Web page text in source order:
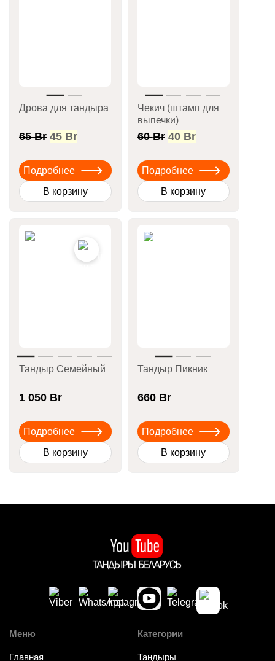
Дрова для тандыра
65Br Первоначальная
составляла
65 Br.
45 BrТекущая
45 Br.
Подробнее
В корзину
Чекич (штамп для
выпечки)
60Br Первоначальная
составляла
60 Br.
40 BrТекущая
40 Br.
Подробнее
В корзину
Тандыр Семейный
1 050 Br
Подробнее
В корзину
Тандыр Пикник
660 Br
Подробнее
В корзину
Меню
Главная
Категории
Тандыры